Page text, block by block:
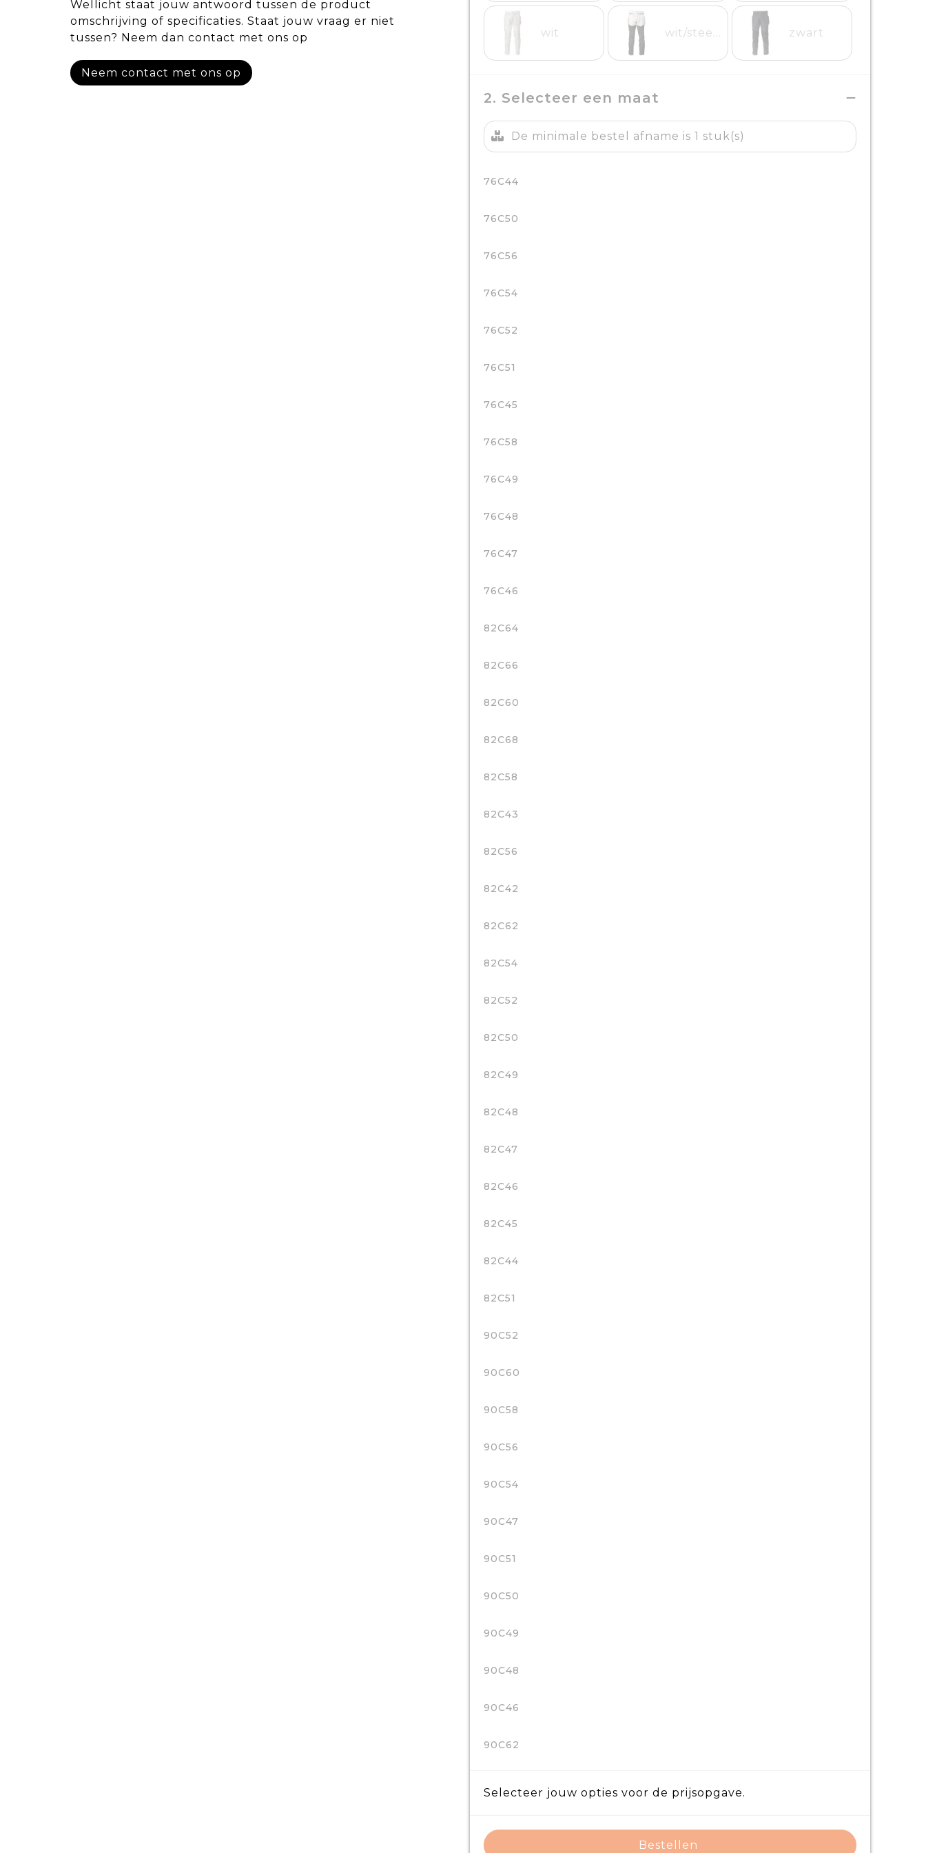
Wellicht staat jouw antwoord tussen de product
omschrijving of specificaties. Staat jouw vraag er niet
tussen? Neem dan contact met ons op
Neem contact met ons op
wit wit/steengrijs zwart
2. Selecteer een maat
De minimale bestel afname is 1 stuk(s)
76C44
76C50
76C56
76C54
76C52
76C51
76C45
76C58
76C49
76C48
76C47
76C46
82C64
82C66
82C60
82C68
82C58
82C43
82C56
82C42
82C62
82C54
82C52
82C50
82C49
82C48
82C47
82C46
82C45
82C44
82C51
90C52
90C60
90C58
90C56
90C54
90C47
90C51
90C50
90C49
90C48
90C46
90C62
Selecteer jouw opties voor de prijsopgave.
Bestellen